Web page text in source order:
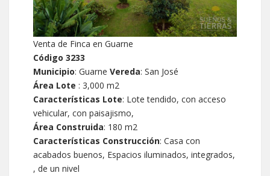
Venta de Finca en Guarne
Código 3233
Municipio: Guarne Vereda: San José
Área Lote : 3,000 m2
Características Lote: Lote tendido, con acceso
vehicular, con paisajismo,
Área Construida: 180 m2
Características Construcción: Casa con
acabados buenos, Espacios iluminados, integrados,
, de un nivel